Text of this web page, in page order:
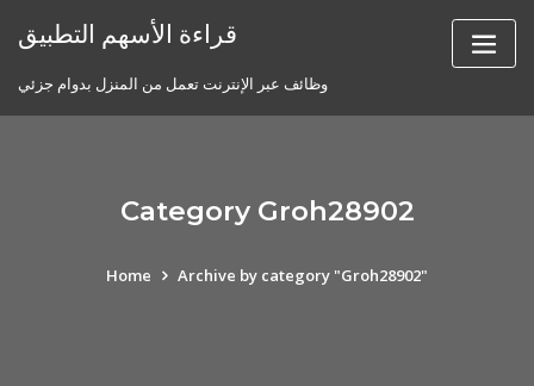
قراءة الأسهم التطبيق
وظائف عبر الإنترنت تعمل من المنزل بدوام جزئي
Category Groh28902
Home Archive by category "Groh28902"